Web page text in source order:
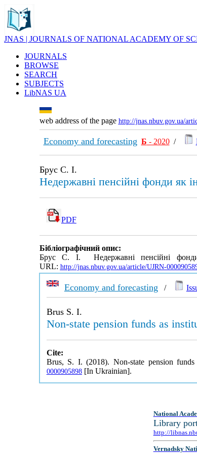
JNAS | JOURNALS OF NATIONAL ACADEMY OF
JOURNALS
BROWSE
SEARCH
SUBJECTS
LibNAS UA
web address of the page http://jnas.nbuv.gov.ua/
Economy and forecasting Б - 2020/
Брус С. І.
Недержавні пенсійні фонди як
PDF
Бібліографічний опис:
Брус С. І. Недержавні пенсійні фонди
URL: http://jnas.nbuv.gov.ua/article/UJRN-
Economy and forecasting /
Brus S. I.
Non-state pension funds as
Cite:
Brus, S. I. (2018). Non-state pension funds
0000905898[In Ukrainian].
National
Library
http://
Vernadsky